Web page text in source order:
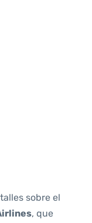
sobre el
, que